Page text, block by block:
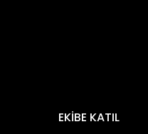
EKİBE KATIL